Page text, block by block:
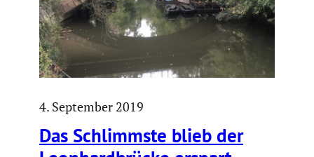
4. September 2019
Das Schlimmste blieb der